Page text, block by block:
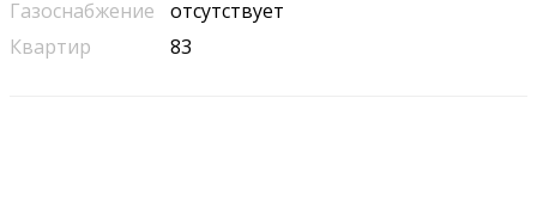
Газоснабжение
отсутствует
Квартир
83